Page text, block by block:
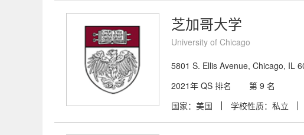
芝加哥大学
University of Chicago
5801 S. Ellis Avenue, Chicago, IL
2021年 QS 排名
第 9 名
国家：美国
学校性质：私立